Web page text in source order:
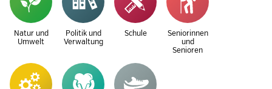
Natur und
Umwelt
Politik und
Verwaltung
Schule
Seniorinnen
und
Senioren